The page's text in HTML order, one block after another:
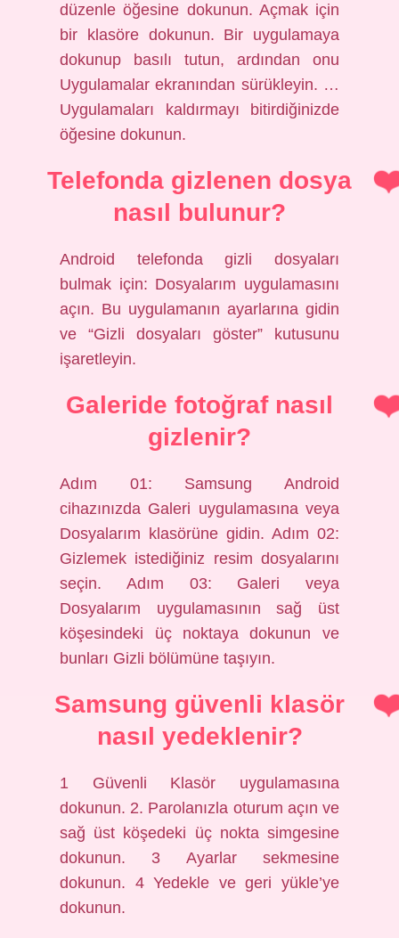
düzenle öğesine dokunun. Açmak için
bir klasöre dokunun. Bir uygulamaya
dokunup basılı tutun, ardından onu
Uygulamalar ekranından sürükleyin. …
Uygulamaları kaldırmayı bitirdiğinizde
öğesine dokunun.
Telefonda gizlenen dosya
nasıl bulunur?
Android telefonda gizli dosyaları
bulmak için: Dosyalarım uygulamasını
açın. Bu uygulamanın ayarlarına gidin
ve “Gizli dosyaları göster” kutusunu
işaretleyin.
Galeride fotoğraf nasıl
gizlenir?
Adım 01: Samsung Android
cihazınızda Galeri uygulamasına veya
Dosyalarım klasörüne gidin. Adım 02:
Gizlemek istediğiniz resim dosyalarını
seçin. Adım 03: Galeri veya
Dosyalarım uygulamasının sağ üst
köşesindeki üç noktaya dokunun ve
bunları Gizli bölümüne taşıyın.
Samsung güvenli klasör
nasıl yedeklenir?
1 Güvenli Klasör uygulamasına
dokunun. 2. Parolanızla oturum açın ve
sağ üst köşedeki üç nokta simgesine
dokunun. 3 Ayarlar sekmesine
dokunun. 4 Yedekle ve geri yükle’ye
dokunun.